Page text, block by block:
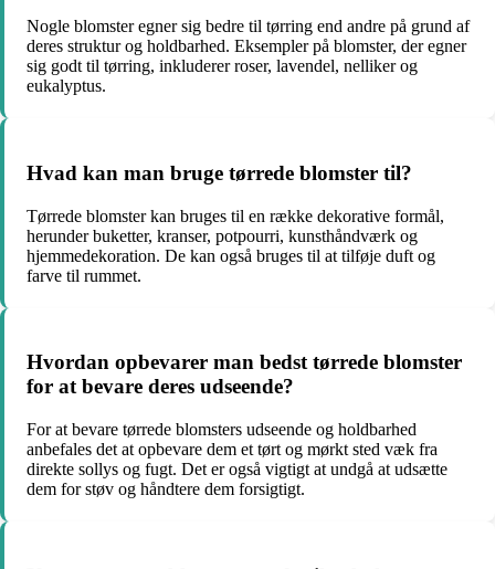
Nogle blomster egner sig bedre til tørring end andre på grund af
deres struktur og holdbarhed. Eksempler på blomster, der egner
sig godt til tørring, inkluderer roser, lavendel, nelliker og
eukalyptus.
Hvad kan man bruge tørrede blomster til?
Tørrede blomster kan bruges til en række dekorative formål,
herunder buketter, kranser, potpourri, kunsthåndværk og
hjemmedekoration. De kan også bruges til at tilføje duft og
farve til rummet.
Hvordan opbevarer man bedst tørrede blomster
for at bevare deres udseende?
For at bevare tørrede blomsters udseende og holdbarhed
anbefales det at opbevare dem et tørt og mørkt sted væk fra
direkte sollys og fugt. Det er også vigtigt at undgå at udsætte
dem for støv og håndtere dem forsigtigt.